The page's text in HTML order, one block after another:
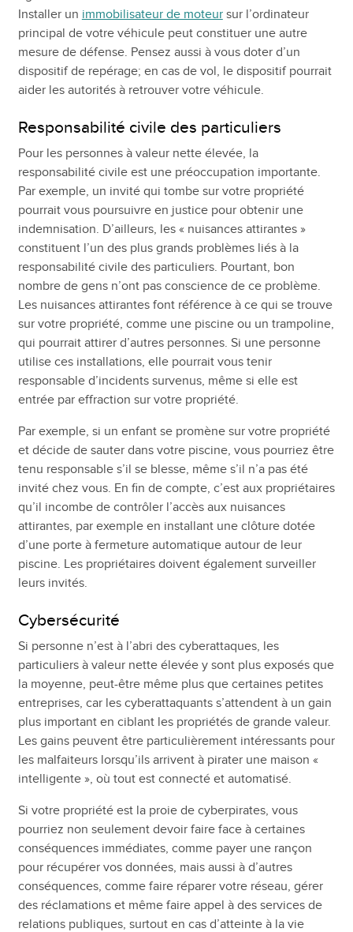
Installer un immobilisateur de moteursur l’ordinateur
principal de votre véhicule peut constituer une autre
mesure de défense. Pensez aussi à vous doter d’un
dispositif de repérage; en cas de vol, le dispositif pourrait
aider les autorités à retrouver votre véhicule.
Responsabilité civile des particuliers
Pour les personnes à valeur nette élevée, la
responsabilité civile est une préoccupation importante.
Par exemple, un invité qui tombe sur votre propriété
pourrait vous poursuivre en justice pour obtenir une
indemnisation. D’ailleurs, les « nuisances attirantes »
constituent l’un des plus grands problèmes liés à la
responsabilité civile des particuliers. Pourtant, bon
nombre de gens n’ont pas conscience de ce problème.
Les nuisances attirantes font référence à ce qui se trouve
sur votre propriété, comme une piscine ou un trampoline,
qui pourrait attirer d’autres personnes. Si une personne
utilise ces installations, elle pourrait vous tenir
responsable d’incidents survenus, même si elle est
entrée par effraction sur votre propriété.
Par exemple, si un enfant se promène sur votre propriété
et décide de sauter dans votre piscine, vous pourriez être
tenu responsable s’il se blesse, même s’il n’a pas été
invité chez vous. En fin de compte, c’est aux propriétaires
qu’il incombe de contrôler l’accès aux nuisances
attirantes, par exemple en installant une clôture dotée
d’une porte à fermeture automatique autour de leur
piscine. Les propriétaires doivent également surveiller
leurs invités.
Cybersécurité
Si personne n’est à l’abri des cyberattaques, les
particuliers à valeur nette élevée y sont plus exposés que
la moyenne, peut-être même plus que certaines petites
entreprises, car les cyberattaquants s’attendent à un gain
plus important en ciblant les propriétés de grande valeur.
Les gains peuvent être particulièrement intéressants pour
les malfaiteurs lorsqu’ils arrivent à pirater une maison «
intelligente », où tout est connecté et automatisé.
Si votre propriété est la proie de cyberpirates, vous
pourriez non seulement devoir faire face à certaines
conséquences immédiates, comme payer une rançon
pour récupérer vos données, mais aussi à d’autres
conséquences, comme faire réparer votre réseau, gérer
des réclamations et même faire appel à des services de
relations publiques, surtout en cas d’atteinte à la vie